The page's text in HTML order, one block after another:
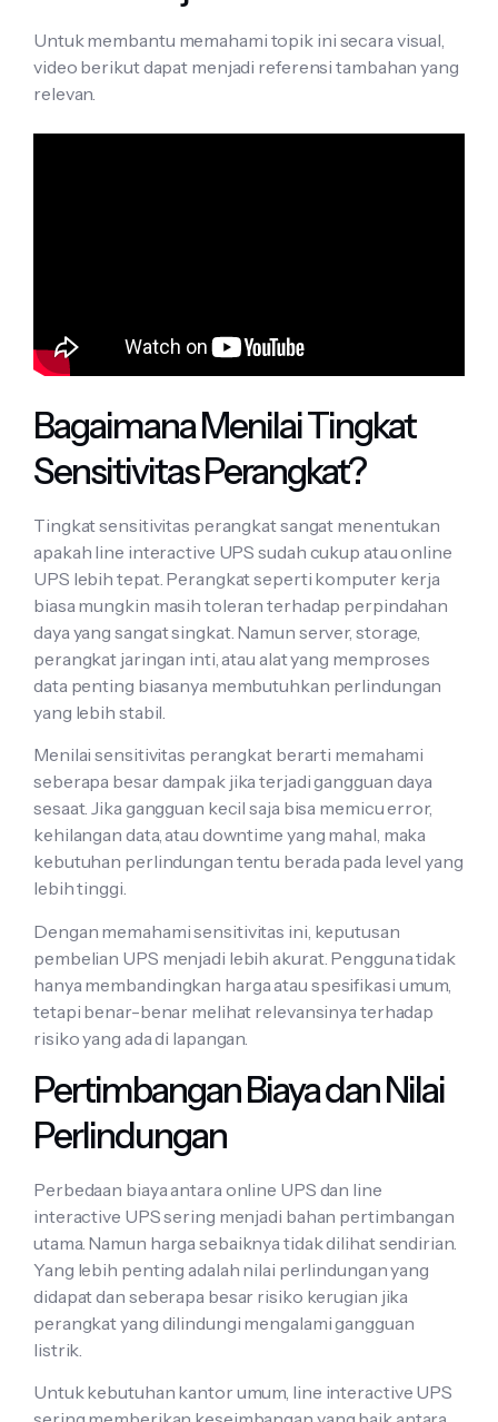
Untuk membantu memahami topik ini secara visual,
video berikut dapat menjadi referensi tambahan yang
relevan.
Bagaimana Menilai Tingkat
Sensitivitas Perangkat?
Tingkat sensitivitas perangkat sangat menentukan
apakah line interactive UPS sudah cukup atau online
UPS lebih tepat. Perangkat seperti komputer kerja
biasa mungkin masih toleran terhadap perpindahan
daya yang sangat singkat. Namun server, storage,
perangkat jaringan inti, atau alat yang memproses
data penting biasanya membutuhkan perlindungan
yang lebih stabil.
Menilai sensitivitas perangkat berarti memahami
seberapa besar dampak jika terjadi gangguan daya
sesaat. Jika gangguan kecil saja bisa memicu error,
kehilangan data, atau downtime yang mahal, maka
kebutuhan perlindungan tentu berada pada level yang
lebih tinggi.
Dengan memahami sensitivitas ini, keputusan
pembelian UPS menjadi lebih akurat. Pengguna tidak
hanya membandingkan harga atau spesifikasi umum,
tetapi benar-benar melihat relevansinya terhadap
risiko yang ada di lapangan.
Pertimbangan Biaya dan Nilai
Perlindungan
Perbedaan biaya antara online UPS dan line
interactive UPS sering menjadi bahan pertimbangan
utama. Namun harga sebaiknya tidak dilihat sendirian.
Yang lebih penting adalah nilai perlindungan yang
didapat dan seberapa besar risiko kerugian jika
perangkat yang dilindungi mengalami gangguan
listrik.
Untuk kebutuhan kantor umum, line interactive UPS